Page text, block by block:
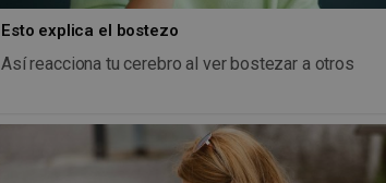
Esto explica el bostezo
Así reacciona tu cerebro al ver bostezar a otros